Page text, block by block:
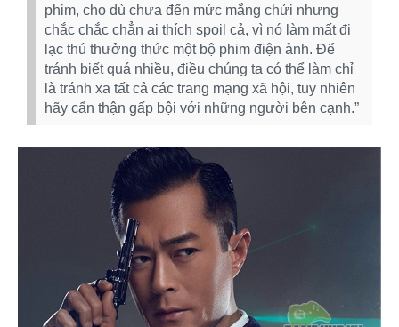
phim, cho dù chưa đến mức mắng chửi nhưng
chắc chắc chẳn ai thích spoil cả, vì nó làm mất đi
lạc thú thưởng thức một bộ phim điện ảnh. Để
tránh biết quá nhiều, điều chúng ta có thể làm chỉ
là tránh xa tất cả các trang mạng xã hội, tuy nhiên
hãy cẩn thận gấp bội với những người bên cạnh.”